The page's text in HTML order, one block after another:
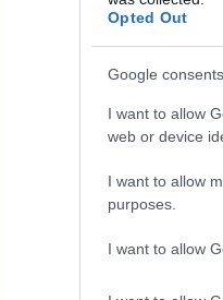
Opted Out
Google consents
I want to allow
web or device
I want to allow
purposes.
I want to allow
AMI
gyönyörű és
rengeteg
jópofa Arcade